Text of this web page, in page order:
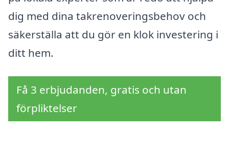
dig med dina takrenoveringsbehov och
säkerställa att du gör en klok investering i
ditt hem.
Få 3 erbjudanden, gratis och utan
förpliktelser